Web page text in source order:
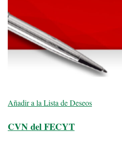
Añadir a la Lista de Deseos
CVN del FECYT